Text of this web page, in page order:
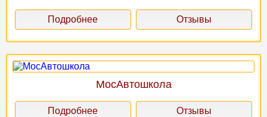
Подробнее Отзывы
МосАвтошкола
Подробнее Отзывы